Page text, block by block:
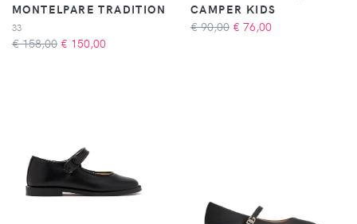
MONTELPARE TRADITION
33
€ 158,00 € 150,00
CAMPER KIDS
€ 90,00 € 76,00